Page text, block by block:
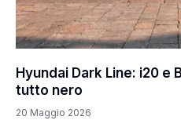
Hyundai Dark Line: i20 e
tutto nero
20 Maggio 2026